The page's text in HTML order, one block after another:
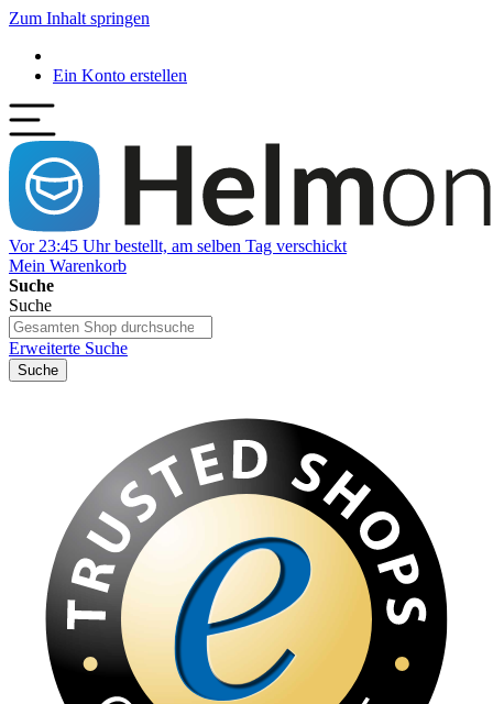
Zum Inhalt springen
Ein Konto erstellen
Vor 23:45 Uhr bestellt, am selben Tag verschickt
Mein Warenkorb
Suche
Suche
Erweiterte Suche
Suche